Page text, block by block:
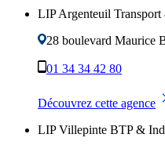
LIP Argenteuil
28 boulevard Maurice
01 34 34 42 80
Découvrez cette agence
LIP Villepinte BTP &